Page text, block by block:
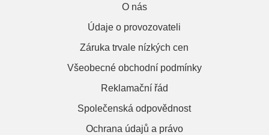
O nás
Údaje o provozovateli
Záruka trvale nízkých cen
Všeobecné obchodní podmínky
Reklamační řád
Společenská odpovědnost
Ochrana údajů a právo